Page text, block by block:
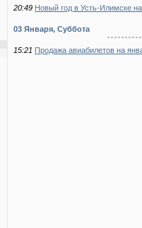
20:49 Новый год в Усть-Илимске
03 Января, Суббота
15:21 Продажа авиабилетов на